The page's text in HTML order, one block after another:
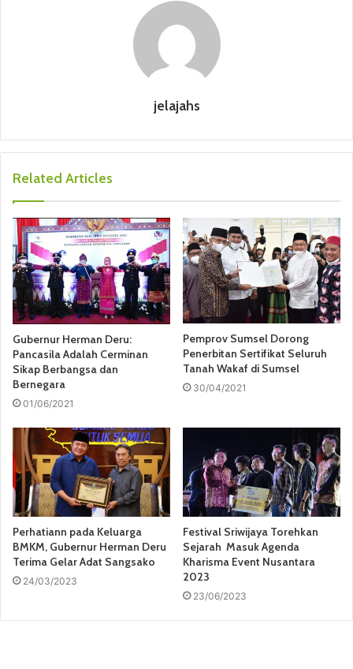
jelajahs
Related Articles
Gubernur Herman Deru:
Pancasila Adalah Cerminan
Sikap Berbangsa dan
Bernegara
01/06/2021
Pemprov Sumsel Dorong
Penerbitan Sertifikat Seluruh
Tanah Wakaf di Sumsel
30/04/2021
Perhatiann pada Keluarga
BMKM, Gubernur Herman Deru
Terima Gelar Adat Sangsako
24/03/2023
Festival Sriwijaya Torehkan
Sejarah Masuk Agenda
Kharisma Event Nusantara
2023
23/06/2023